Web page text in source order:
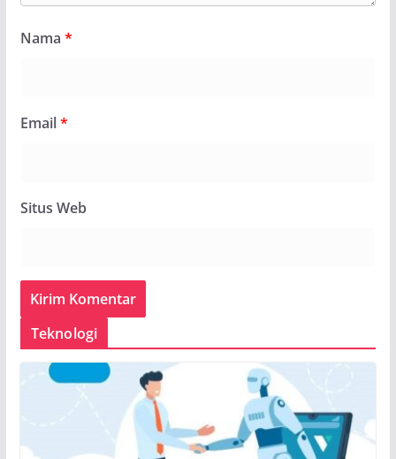
Nama *
Email*
Situs Web
Teknologi